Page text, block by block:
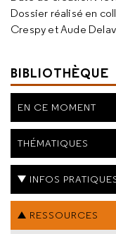
Dossier réalisé en
Crespy et Aude
BIBLIOTHÈQUE
EN CE MOMENT
THÉMATIQUES
INFOS
RESSOURCES